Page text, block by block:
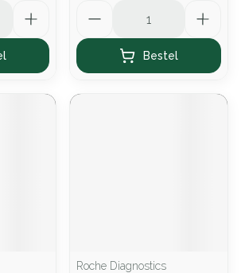
Bestel
Roche Diagnostics